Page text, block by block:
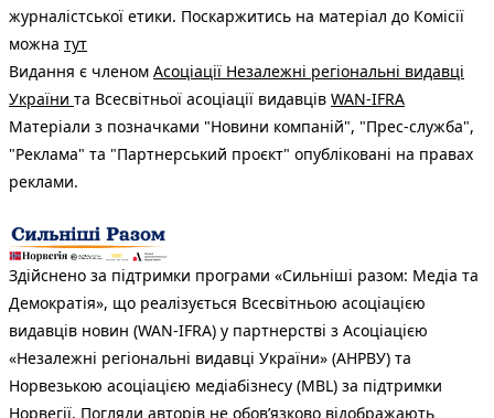
журналістської етики. Поскаржитись на матеріал до Комісії
можна тут
Видання є членом Асоціації Незалежні регіональні видавці
України та Всесвітньої асоціації видавців WAN-IFRA
Матеріали з позначками "Новини компаній", "Прес-служба",
"Реклама" та "Партнерський проєкт" опубліковані на правах
реклами.
Здійснено за підтримки програми «Сильніші разом: Медіа та
Демократія», що реалізується Всесвітньою асоціацією
видавців новин (WAN-IFRA) у партнерстві з Асоціацією
«Незалежні регіональні видавці України» (АНРВУ) та
Норвезькою асоціацією медіабізнесу (MBL) за підтримки
Норвегії. Погляди авторів не обов’язково відображають